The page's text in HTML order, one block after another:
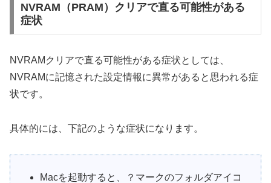
NVRAM（PRAM）クリアで直る可能性がある
症状
NVRAMクリアで直る可能性がある症状としては、
NVRAMに記憶された設定情報に異常があると思われる症
状です。
具体的には、下記のような症状になります。
Macを起動すると、？マークのフォルダアイコ